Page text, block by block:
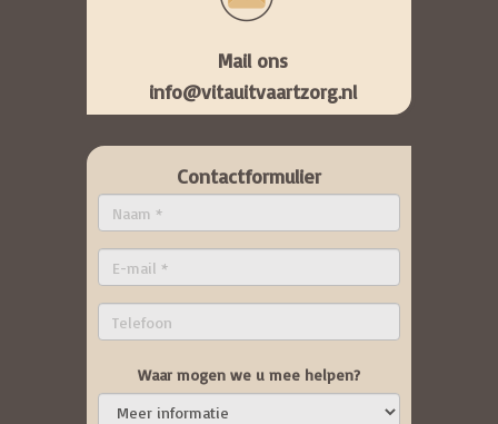
Mail ons
info@vitauitvaartzorg.nl
Contactformulier
Waar mogen we u mee helpen?